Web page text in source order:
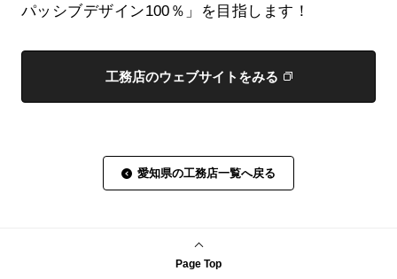
パッシブデザイン100％」を目指します！
工務店のウェブサイトをみる
愛知県の工務店一覧へ戻る
Page Top